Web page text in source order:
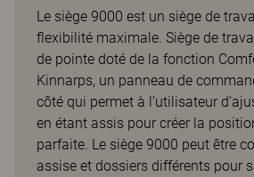
Le siège 9000 est un siège de
flexibilité maximale. Siège de
de pointe doté de la fonction
Kinnarps, un panneau de
côté qui permet à l’utilisateur
en étant assis pour créer la
parfaite. Le siège 9000 peut être
assise et dossiers différents pour